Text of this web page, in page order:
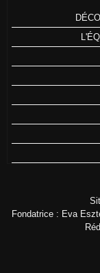
Fondatrice : Eva